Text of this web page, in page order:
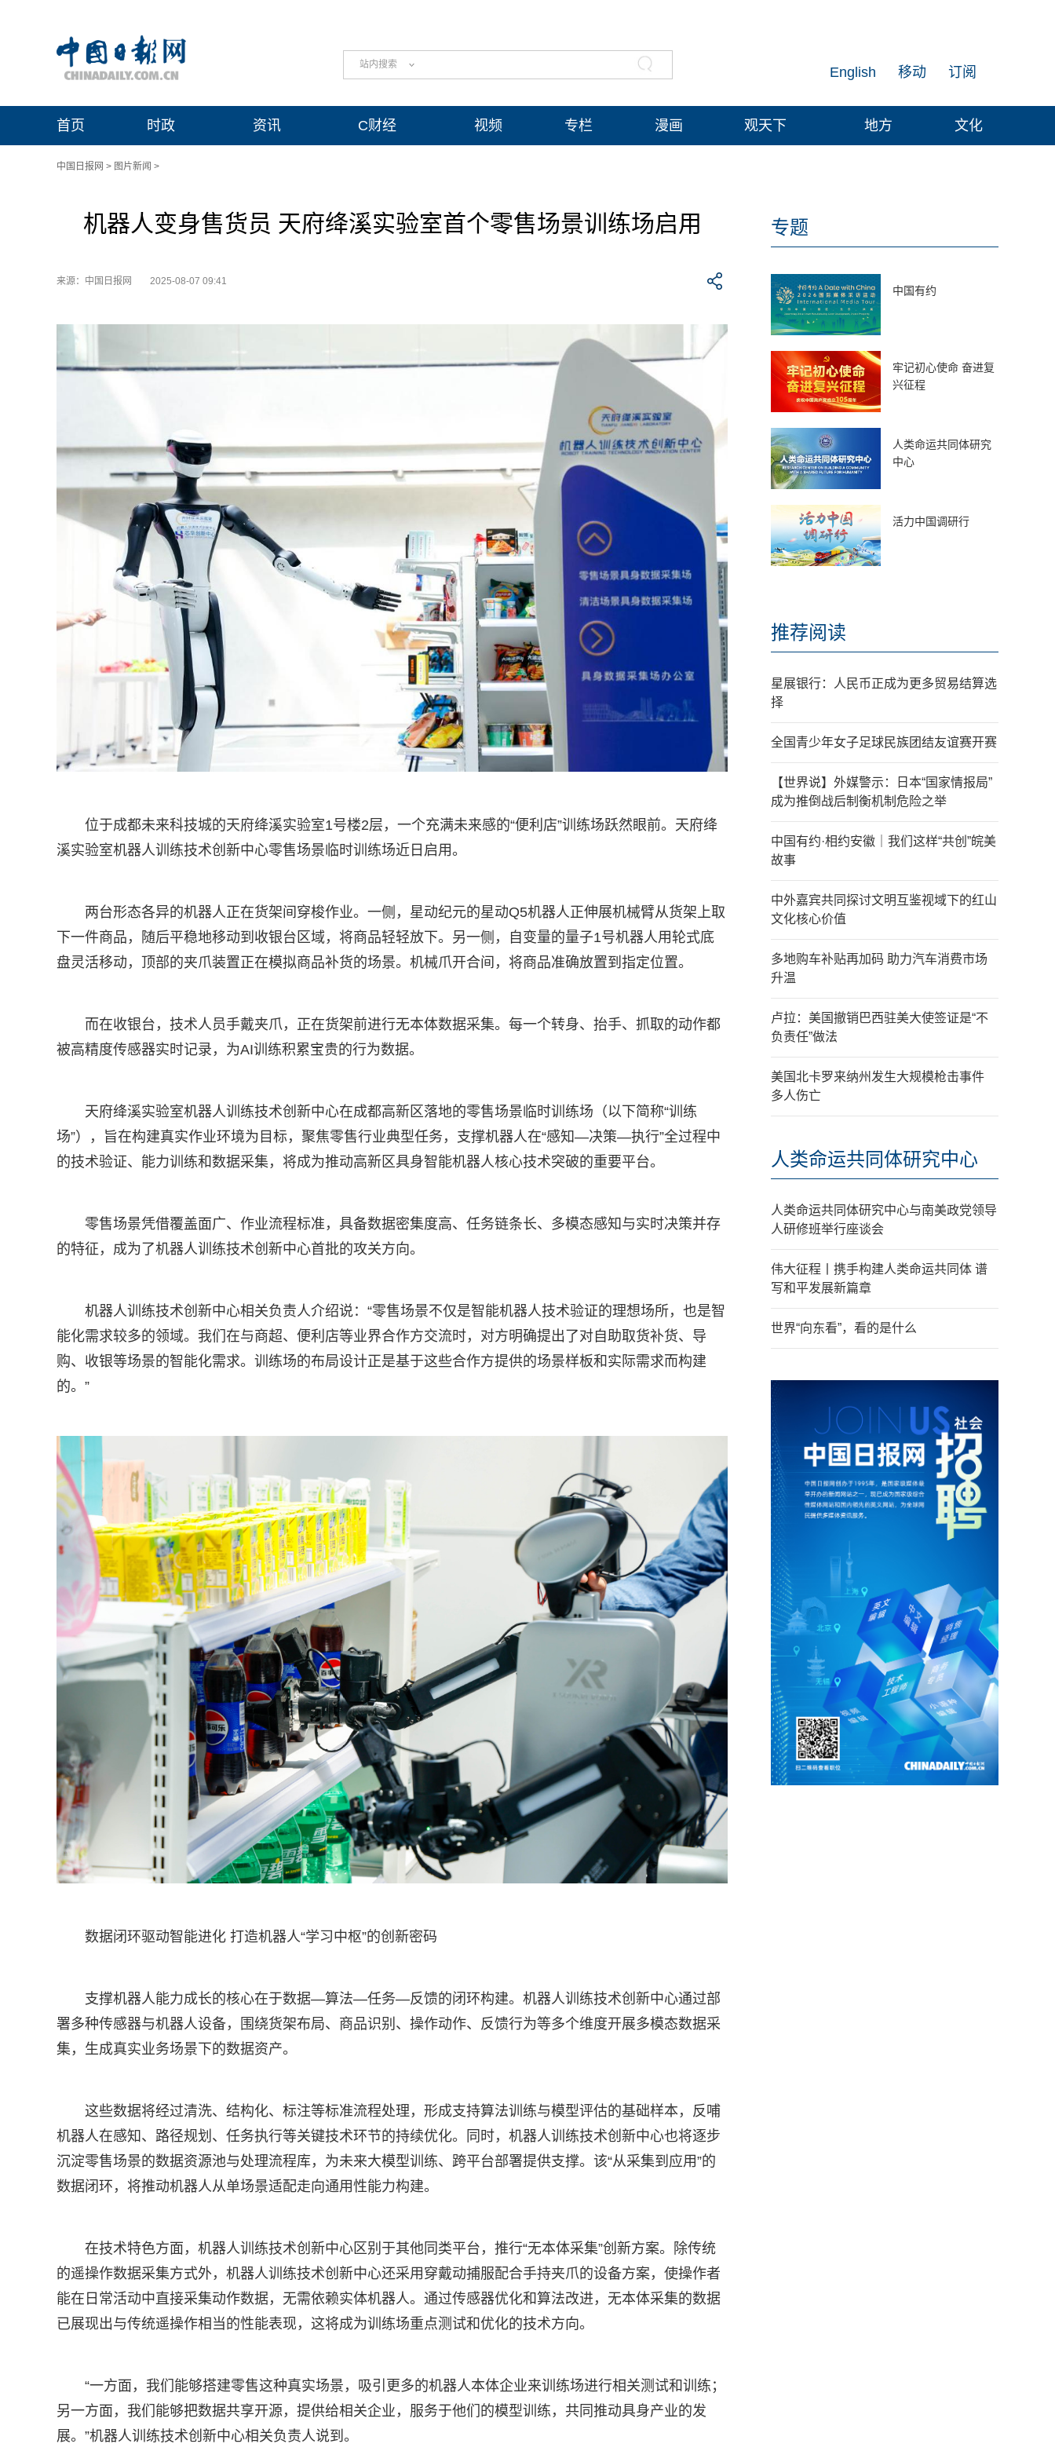
站内搜索 订阅
移动
English
首页 时政 资讯 C财经 视频 专栏 漫画 观天下 地方 文化
中国日报网 > 图片新闻 >
机器人变身售货员 天府绛溪实验室首个零售场景训练场启用
来源：中国日报网 2025-08-07 09:41
位于成都未来科技城的天府绛溪实验室1号楼2层，一个充满未来感的“便利店”训练场跃然眼前。天府绛
溪实验室机器人训练技术创新中心零售场景临时训练场近日启用。
两台形态各异的机器人正在货架间穿梭作业。一侧，星动纪元的星动Q5机器人正伸展机械臂从货架上取
下一件商品，随后平稳地移动到收银台区域，将商品轻轻放下。另一侧，自变量的量子1号机器人用轮式底
盘灵活移动，顶部的夹爪装置正在模拟商品补货的场景。机械爪开合间，将商品准确放置到指定位置。
而在收银台，技术人员手戴夹爪，正在货架前进行无本体数据采集。每一个转身、抬手、抓取的动作都
被高精度传感器实时记录，为AI训练积累宝贵的行为数据。
天府绛溪实验室机器人训练技术创新中心在成都高新区落地的零售场景临时训练场（以下简称“训练
场”），旨在构建真实作业环境为目标，聚焦零售行业典型任务，支撑机器人在“感知—决策—执行”全过程中
的技术验证、能力训练和数据采集，将成为推动高新区具身智能机器人核心技术突破的重要平台。
零售场景凭借覆盖面广、作业流程标准，具备数据密集度高、任务链条长、多模态感知与实时决策并存
的特征，成为了机器人训练技术创新中心首批的攻关方向。
机器人训练技术创新中心相关负责人介绍说：“零售场景不仅是智能机器人技术验证的理想场所，也是智
能化需求较多的领域。我们在与商超、便利店等业界合作方交流时，对方明确提出了对自助取货补货、导
购、收银等场景的智能化需求。训练场的布局设计正是基于这些合作方提供的场景样板和实际需求而构建
的。”
数据闭环驱动智能进化 打造机器人“学习中枢”的创新密码
支撑机器人能力成长的核心在于数据—算法—任务—反馈的闭环构建。机器人训练技术创新中心通过部
署多种传感器与机器人设备，围绕货架布局、商品识别、操作动作、反馈行为等多个维度开展多模态数据采
集，生成真实业务场景下的数据资产。
这些数据将经过清洗、结构化、标注等标准流程处理，形成支持算法训练与模型评估的基础样本，反哺
机器人在感知、路径规划、任务执行等关键技术环节的持续优化。同时，机器人训练技术创新中心也将逐步
沉淀零售场景的数据资源池与处理流程库，为未来大模型训练、跨平台部署提供支撑。该“从采集到应用”的
数据闭环，将推动机器人从单场景适配走向通用性能力构建。
在技术特色方面，机器人训练技术创新中心区别于其他同类平台，推行“无本体采集”创新方案。除传统
的遥操作数据采集方式外，机器人训练技术创新中心还采用穿戴动捕服配合手持夹爪的设备方案，使操作者
能在日常活动中直接采集动作数据，无需依赖实体机器人。通过传感器优化和算法改进，无本体采集的数据
已展现出与传统遥操作相当的性能表现，这将成为训练场重点测试和优化的技术方向。
“一方面，我们能够搭建零售这种真实场景，吸引更多的机器人本体企业来训练场进行相关测试和训练；
另一方面，我们能够把数据共享开源，提供给相关企业，服务于他们的模型训练，共同推动具身产业的发
展。”机器人训练技术创新中心相关负责人说到。
专题
中国有约
牢记初心使命 奋进复
兴征程
人类命运共同体研究
中心
活力中国调研行
推荐阅读
星展银行：人民币正成为更多贸易结算选
择
全国青少年女子足球民族团结友谊赛开赛
【世界说】外媒警示：日本“国家情报局”
成为推倒战后制衡机制危险之举
中国有约·相约安徽｜我们这样“共创”皖美
故事
中外嘉宾共同探讨文明互鉴视域下的红山
文化核心价值
多地购车补贴再加码 助力汽车消费市场
升温
卢拉：美国撤销巴西驻美大使签证是“不
负责任”做法
美国北卡罗来纳州发生大规模枪击事件
多人伤亡
人类命运共同体研究中心
人类命运共同体研究中心与南美政党领导
人研修班举行座谈会
伟大征程丨携手构建人类命运共同体 谱
写和平发展新篇章
世界“向东看”，看的是什么